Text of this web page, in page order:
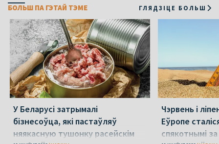
БОЛЬШ ПА ГЭТАЙ ТЭМЕ ГЛЯДЗІЦЕ БОЛЬШ
У Беларусі затрымалі
бізнесоўца, які пастаўляў
няякасную тушонку расейскім
Чэрвень і
Еўропе
спякотнымі